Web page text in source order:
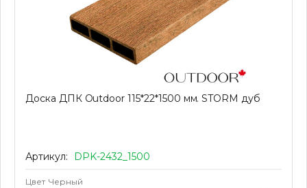
Доска ДПК Outdoor 115*22*1500 мм. STORM дуб
Артикул: DPK-2432_1500
Цвет Черный